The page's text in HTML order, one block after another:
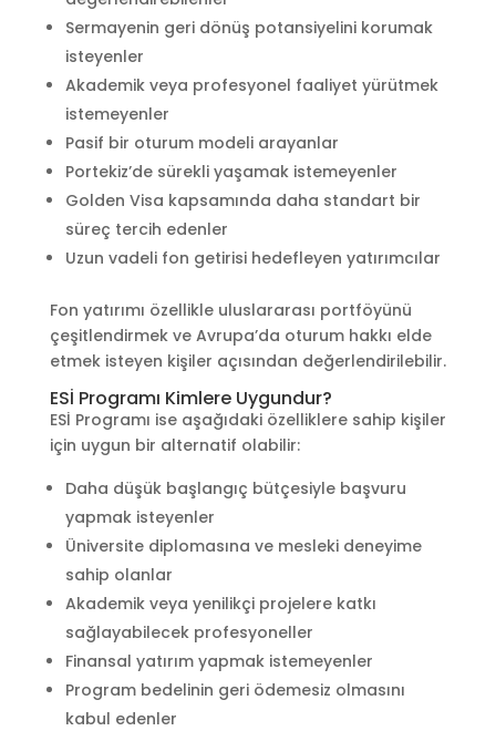
Sermayenin geri dönüş potansiyelini korumak
isteyenler
Akademik veya profesyonel faaliyet yürütmek
istemeyenler
Pasif bir oturum modeli arayanlar
Portekiz’de sürekli yaşamak istemeyenler
Golden Visa kapsamında daha standart bir
süreç tercih edenler
Uzun vadeli fon getirisi hedefleyen yatırımcılar
Fon yatırımı özellikle uluslararası portföyünü
çeşitlendirmek ve Avrupa’da oturum hakkı elde
etmek isteyen kişiler açısından değerlendirilebilir.
ESİ Programı Kimlere Uygundur?
ESİ Programı ise aşağıdaki özelliklere sahip kişiler
için uygun bir alternatif olabilir:
Daha düşük başlangıç bütçesiyle başvuru
yapmak isteyenler
Üniversite diplomasına ve mesleki deneyime
sahip olanlar
Akademik veya yenilikçi projelere katkı
sağlayabilecek profesyoneller
Finansal yatırım yapmak istemeyenler
Program bedelinin geri ödemesiz olmasını
kabul edenler